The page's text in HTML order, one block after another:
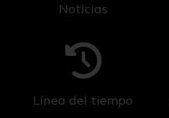
Noticias
Línea del tiempo